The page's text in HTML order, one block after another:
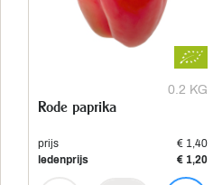
0.2 KG
Rode paprika
prijs
€ 1,40
ledenprijs
€ 1,20